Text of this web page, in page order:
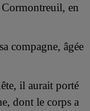
en
compagne, âgée
il aurait porté
dont le corps a